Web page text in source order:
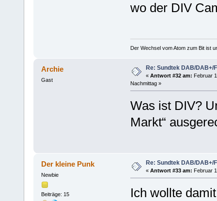
wo der DIV
Der Wechsel vom Atom zum Bit ist
Archie
Gast
Re: Sundtek DAB/DAB+/
« Antwort #32 am: Februar
Nachmittag »
Was ist DIV?
Markt“
Der kleine Punk
Newbie
Beiträge: 15
Re: Sundtek DAB/DAB+/
« Antwort #33 am: Februar
Ich wollte